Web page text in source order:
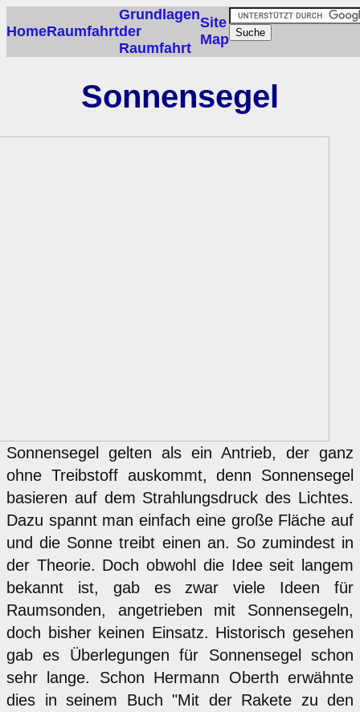
HomeRaumfahrt
Grundlagen
der
Raumfahrt
Site
Map
Sonnensegel
Sonnensegel gelten als ein Antrieb, der ganz
ohne Treibstoff auskommt, denn Sonnensegel
basieren auf dem Strahlungsdruck des Lichtes.
Dazu spannt man einfach eine große Fläche auf
und die Sonne treibt einen an. So zumindest in
der Theorie. Doch obwohl die Idee seit langem
bekannt ist, gab es zwar viele Ideen für
Raumsonden, angetrieben mit Sonnensegeln,
doch bisher keinen Einsatz. Historisch gesehen
gab es Überlegungen für Sonnensegel schon
sehr lange. Schon Hermann Oberth erwähnte
dies in seinem Buch "Mit der Rakete zu den